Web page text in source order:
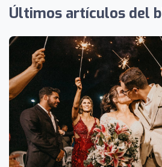
Últimos artículos del